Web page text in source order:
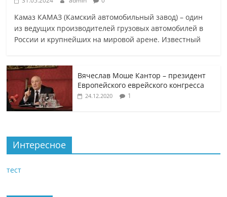
Камаз КАМАЗ (Камский автомобильный завод) – один
из ведущих производителей грузовых автомобилей в
России и крупнейших на мировой арене. Известный
Вячеслав Моше Кантор – президент
Европейского еврейского конгресса
24.12.2020 1
Интересное
тест